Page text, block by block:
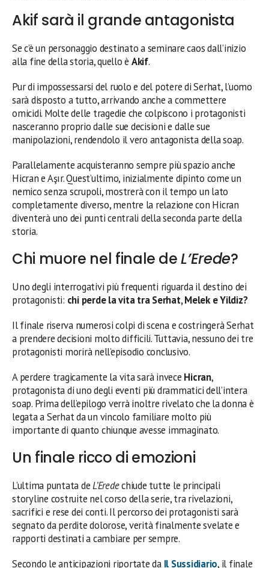
Akif sarà il grande antagonista
Se c’è un personaggio destinato a seminare caos dall’inizio
alla fine della storia, quello è Akif.
Pur di impossessarsi del ruolo e del potere di Serhat, l’uomo
sarà disposto a tutto, arrivando anche a commettere
omicidi. Molte delle tragedie che colpiscono i protagonisti
nasceranno proprio dalle sue decisioni e dalle sue
manipolazioni, rendendolo il vero antagonista della soap.
Parallelamente acquisteranno sempre più spazio anche
Hicran e Aşır. Quest’ultimo, inizialmente dipinto come un
nemico senza scrupoli, mostrerà con il tempo un lato
completamente diverso, mentre la relazione con Hicran
diventerà uno dei punti centrali della seconda parte della
storia.
Chi muore nel finale deL’Erede?
Uno degli interrogativi più frequenti riguarda il destino dei
protagonisti: chi perde la vita tra Serhat, Melek e Yildiz?
Il finale riserva numerosi colpi di scena e costringerà Serhat
a prendere decisioni molto difficili. Tuttavia, nessuno dei tre
protagonisti morirà nell’episodio conclusivo.
A perdere tragicamente la vita sarà invece Hicran,
protagonista di uno degli eventi più drammatici dell’intera
soap. Prima dell’epilogo verrà inoltre rivelato che la donna è
legata a Serhat da un vincolo familiare molto più
importante di quanto chiunque avesse immaginato.
Un finale ricco di emozioni
L’ultima puntata deL’Eredechiude tutte le principali
storyline costruite nel corso della serie, tra rivelazioni,
sacrifici e rese dei conti. Il percorso dei protagonisti sarà
segnato da perdite dolorose, verità finalmente svelate e
rapporti destinati a cambiare per sempre.
Secondo le anticipazioni riportate da Il Sussidiario, il finale